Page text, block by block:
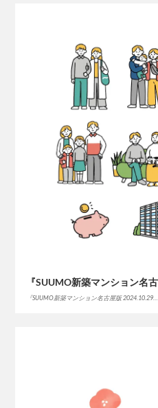
『SUUMO新築マンション名
『SUUMO新築マンション名古屋版 2024.10.29…